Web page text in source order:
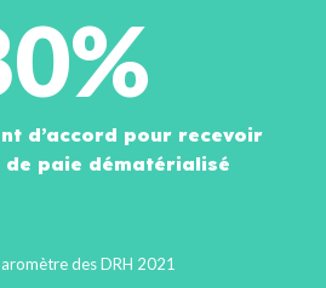
d’accord pour recevoir
paie dématérialisé
des DRH 2021